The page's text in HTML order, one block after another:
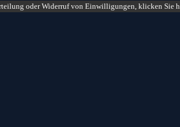
oder Widerruf von Einwilligungen, klicken Sie